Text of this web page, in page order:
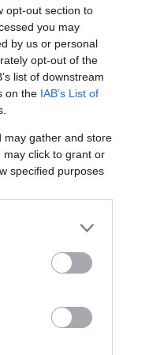
opt-out section to
you may
by us or personal
opt-out of the
list of downstream
on the IAB’s List of
may gather and store
may click to grant or
specified purposes